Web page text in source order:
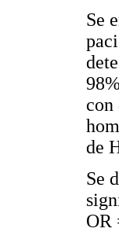
Se
con
de
Se
OR